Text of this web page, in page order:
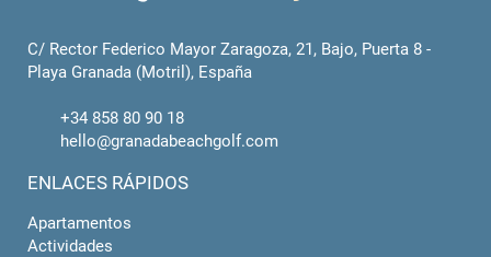
C/ Rector Federico Mayor Zaragoza, 21, Bajo, Puerta 8 -
Playa Granada (Motril), España
+34 858 80 90 18
hello@granadabeachgolf.com
ENLACES RÁPIDOS
Apartamentos
Actividades